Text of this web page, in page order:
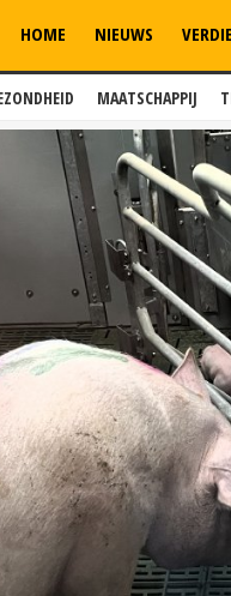
MAATSCHAPPIJ
HOME NIEUWS